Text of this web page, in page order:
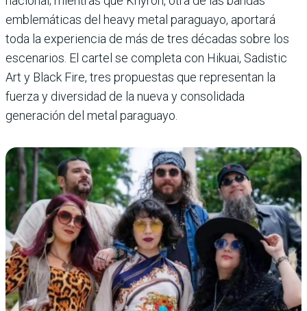
emblemáticas del heavy metal paraguayo, aportará
toda la experiencia de más de tres décadas sobre los
escenarios. El cartel se completa con Hikuai, Sadistic
Art y Black Fire, tres propuestas que representan la
fuerza y diversidad de la nueva y consolidada
generación del metal paraguayo.